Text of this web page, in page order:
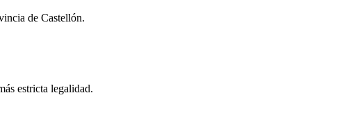
de Castellón.
estricta legalidad.